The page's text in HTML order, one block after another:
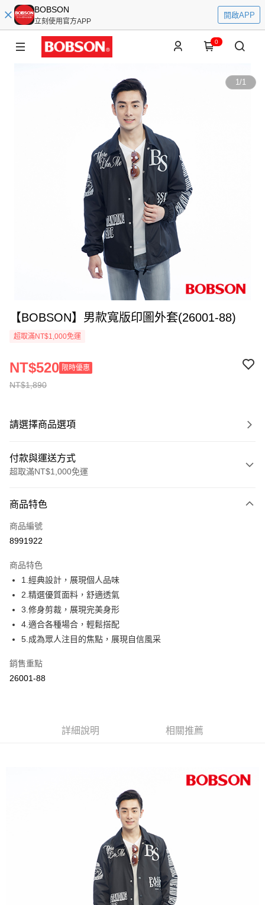
BOBSON
立刻使用官方APP
開啟APP
0
1/1
【BOBSON】男款寬版印圖外套(26001-88)
超取滿NT$1,000免運
NT$1,890
NT$520 限時優惠
請選擇商品選項
付款與運送方式
超取滿NT$1,000免運
信用卡一次付款
Apple Pay
運送方式
付款後全家取貨
每筆NT$60，滿NT$1,000(含以上)免運費
付款後萊爾富取貨
每筆NT$60，滿NT$1,000(含以上)免運費
付款後7-11取貨
每筆NT$80，滿NT$1,500(含以上)免運費
商品特色
商品編號
8991922
商品特色
1.經典設計，展現個人品味
2.精選優質面料，舒適透氣
3.修身剪裁，展現完美身形
4.適合各種場合，輕鬆搭配
5.成為眾人注目的焦點，展現自信風采
銷售重點
26001-88
詳細說明 相關推薦